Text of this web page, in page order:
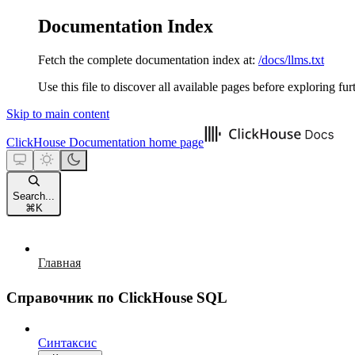
Documentation Index
Fetch the complete documentation index at: /docs/llms.txt
Use this file to discover all available pages before exploring
Skip to main content
ClickHouse Documentation home page
Search...
⌘ K
Главная
Справочник по ClickHouse SQL
Синтаксис